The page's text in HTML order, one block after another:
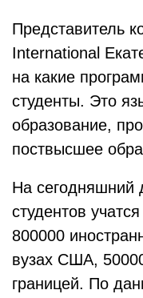
Представитель
International
на какие
студенты. Это
образование,
поствысшее
На сегодняшний
студентов
800000
вузах США,
границей. По